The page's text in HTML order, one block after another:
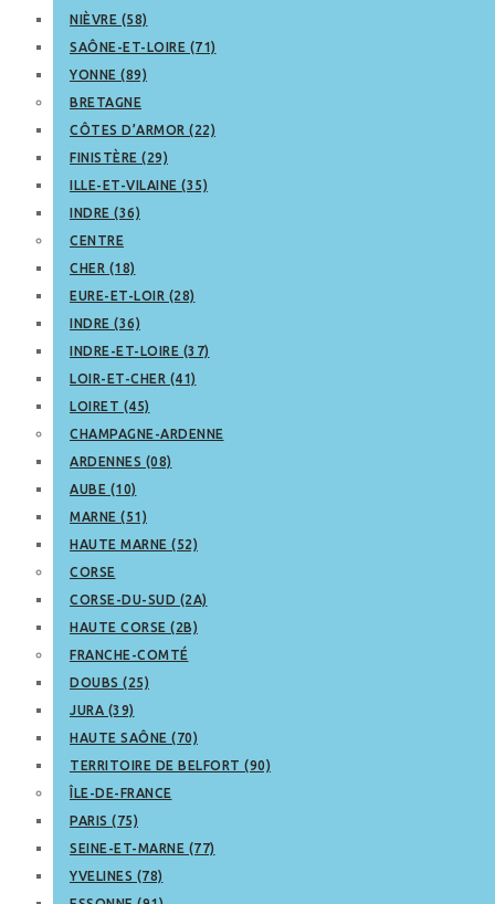
NIÈVRE (58)
SAÔNE-ET-LOIRE (71)
YONNE (89)
BRETAGNE
CÔTES D’ARMOR (22)
FINISTÈRE (29)
ILLE-ET-VILAINE (35)
INDRE (36)
CENTRE
CHER (18)
EURE-ET-LOIR (28)
INDRE (36)
INDRE-ET-LOIRE (37)
LOIR-ET-CHER (41)
LOIRET (45)
CHAMPAGNE-ARDENNE
ARDENNES (08)
AUBE (10)
MARNE (51)
HAUTE MARNE (52)
CORSE
CORSE-DU-SUD (2A)
HAUTE CORSE (2B)
FRANCHE-COMTÉ
DOUBS (25)
JURA (39)
HAUTE SAÔNE (70)
TERRITOIRE DE BELFORT (90)
ÎLE-DE-FRANCE
PARIS (75)
SEINE-ET-MARNE (77)
YVELINES (78)